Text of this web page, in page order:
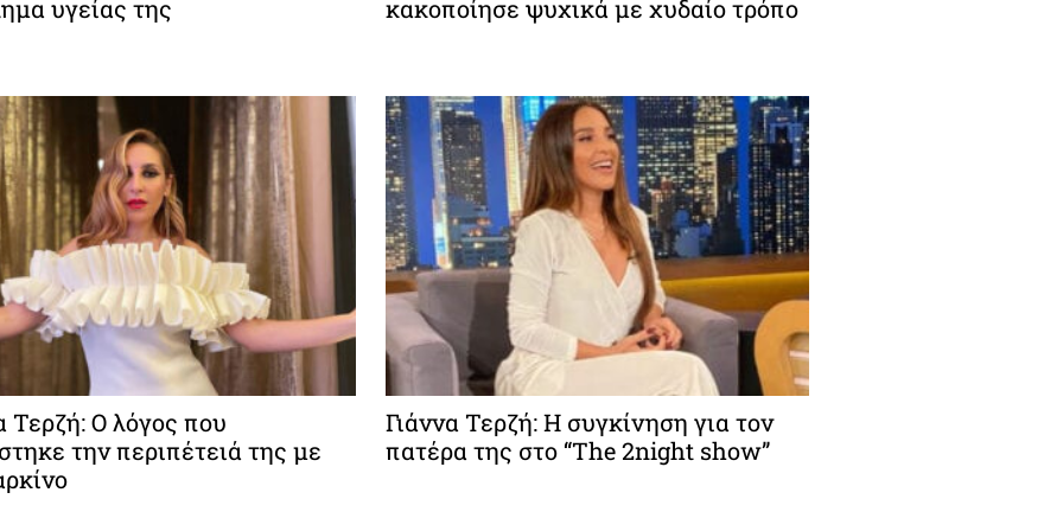
υγείας της κακοποίησε ψυχικά με χυδαίο τρόπο
Τερζή: Ο λόγος που
την περιπέτειά της με
Γιάννα Τερζή: Η συγκίνηση για τον
πατέρα της στο “The 2night show”